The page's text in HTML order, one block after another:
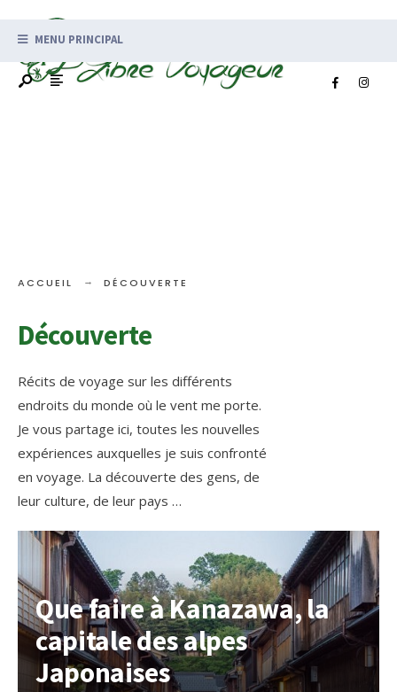
MENU PRINCIPAL
ACCUEIL DÉCOUVERTE
Découverte
Récits de voyage sur les différents
endroits du monde où le vent me porte.
Je vous partage ici, toutes les nouvelles
expériences auxquelles je suis confronté
en voyage. La découverte des gens, de
leur culture, de leur pays …
Que faire à Kanazawa, la
capitale des alpes
Japonaises